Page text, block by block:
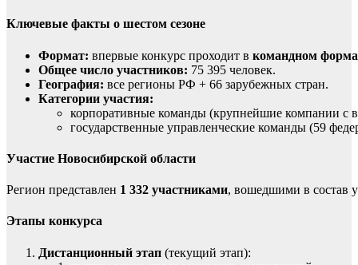
Ключевые факты о шестом сезоне
Формат: впервые конкурс проходит в командном
Общее число участников: 75 395 человек.
География: все регионы РФ + 66 зарубежных стран.
Категории участия:
корпоративные команды (крупнейшие компании с
государственные управленческие команды (59
Участие Новосибирской области
Регион представлен 1 332 участниками, вошедшими в состав
Этапы конкурса
Дистанционный этап (текущий этап):